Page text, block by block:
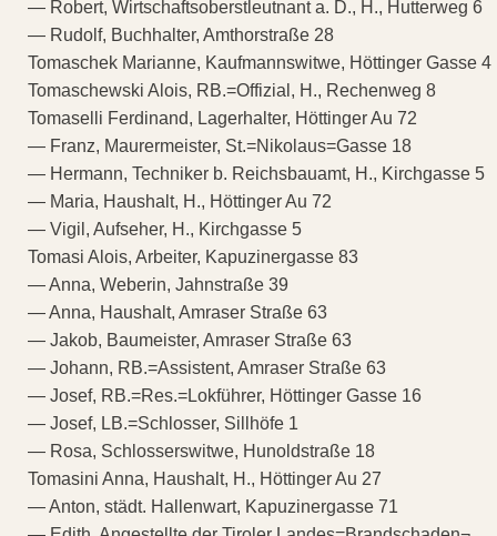
— Robert, Wirtschaftsoberstleutnant a. D., H., Hutterweg 6
— Rudolf, Buchhalter, Amthorstraße 28
Tomaschek Marianne, Kaufmannswitwe, Höttinger Gasse 4
Tomaschewski Alois, RB.=Offizial, H., Rechenweg 8
Tomaselli Ferdinand, Lagerhalter, Höttinger Au 72
— Franz, Maurermeister, St.=Nikolaus=Gasse 18
— Hermann, Techniker b. Reichsbauamt, H., Kirchgasse 5
— Maria, Haushalt, H., Höttinger Au 72
— Vigil, Aufseher, H., Kirchgasse 5
Tomasi Alois, Arbeiter, Kapuzinergasse 83
— Anna, Weberin, Jahnstraße 39
— Anna, Haushalt, Amraser Straße 63
— Jakob, Baumeister, Amraser Straße 63
— Johann, RB.=Assistent, Amraser Straße 63
— Josef, RB.=Res.=Lokführer, Höttinger Gasse 16
— Josef, LB.=Schlosser, Sillhöfe 1
— Rosa, Schlosserswitwe, Hunoldstraße 18
Tomasini Anna, Haushalt, H., Höttinger Au 27
— Anton, städt. Hallenwart, Kapuzinergasse 71